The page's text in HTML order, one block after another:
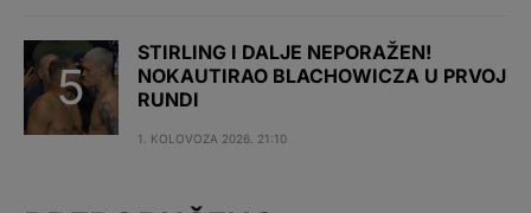
STIRLING I DALJE NEPORAŽEN!
NOKAUTIRAO BLACHOWICZA U PRVOJ
RUNDI
1. KOLOVOZA 2026. 21:10